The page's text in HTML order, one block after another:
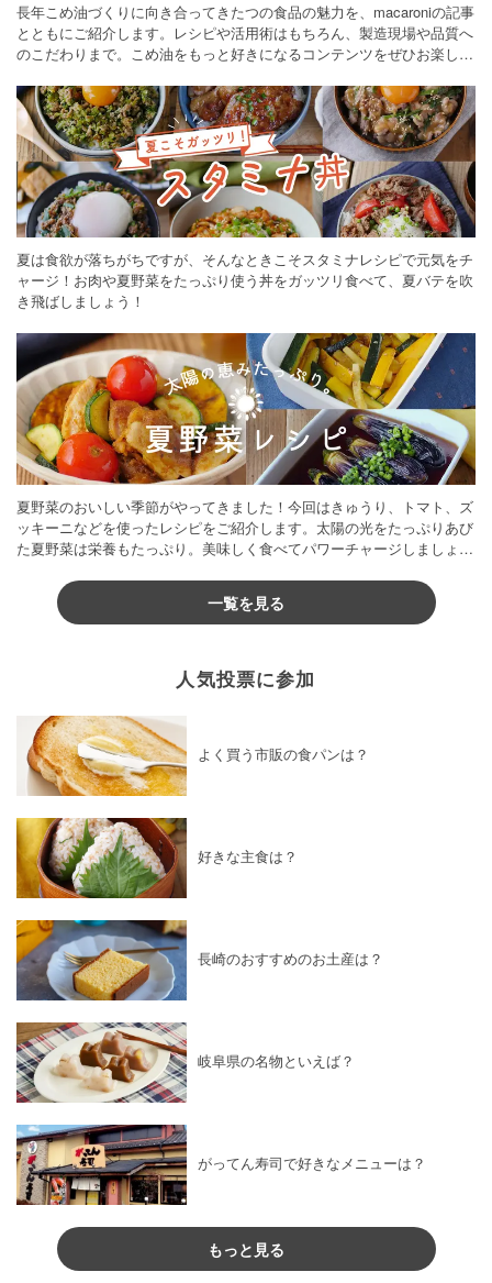
長年こめ油づくりに向き合ってきたつの食品の魅力を、macaroniの記事
とともにご紹介します。レシピや活用術はもちろん、製造現場や品質へ
のこだわりまで。こめ油をもっと好きになるコンテンツをぜひお楽しみ
夏は食欲が落ちがちですが、そんなときこそスタミナレシピで元気をチ
ャージ！お肉や夏野菜をたっぷり使う丼をガッツリ食べて、夏バテを吹
き飛ばしましょう！
夏野菜のおいしい季節がやってきました！今回はきゅうり、トマト、ズ
ッキーニなどを使ったレシピをご紹介します。太陽の光をたっぷりあび
た夏野菜は栄養もたっぷり。美味しく食べてパワーチャージしましょう
一覧を見る
人気投票に参加
よく買う市販の食パンは？
好きな主食は？
長崎のおすすめのお土産は？
岐阜県の名物といえば？
がってん寿司で好きなメニューは？
もっと見る